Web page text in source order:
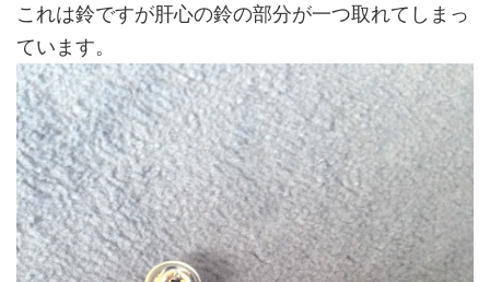
これは鈴ですが肝心の鈴の部分が一つ取れてしまっ
ています。